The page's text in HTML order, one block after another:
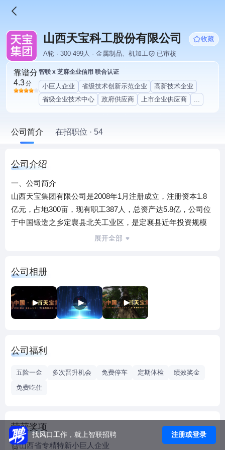
山西天宝科工股份有限公司
收藏
A轮 · 300-499人 · 金属制品、机加工
已审核
靠谱分
4.3分
智联 x 芝麻企业信用 联合认证
小巨人企业 省级技术创新示范企业
高新技术企业
省级企业技术中心
政府供应商 上市企业供应商 ...
公司简介 在招职位 · 54
公司介绍
一、公司简介
山西天宝集团有限公司是2008年1月注册成立，注册资本1.8
亿元，占地300亩，现有职工387人，总资产达5.8亿，公司位
于中国锻造之乡定襄县北关工业区，是定襄县近年投资规模
较大、发展前景广阔的民营股份制企业，目前公司进入上市
造许可证，德国标准的ISO9001质量管理体系、ISO14001环
境管理体系和ISO45001管理体系认证、CE认证、北京电能
PCCC产品认证等证书。公司拥有省级技术中心，公司理化实
验室取得了CMA计量认证和CNAS认证，也是山西省中小企
采购指南等锻造产业10个团体标准。通过不断强化科技创新
电法兰产品，成为各大电力公司和风机制造商等40多个单位
公司投资2.23亿元建设的“基于5G+云平台风力发电环锻件智
能制造扩建项目”，目前10000T油压机、10M辗环机、天然气
加热炉、井式热处理炉、车床、钻床已完工投入使用，数据
展开全部
公司相册
公司福利
五险一金 多次晋升机会 免费停车 定期体检
绩效奖金
免费吃住
荣获奖项
山西省专精特新小巨人企业
找风口工作，就上智联招聘 注册或登录